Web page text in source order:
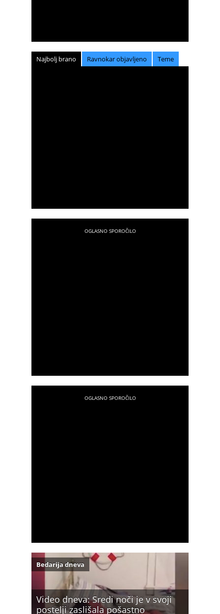
Najbolj brano Ravnokar objavljeno Teme
Video dneva: Sredi noči je v svoji
postelji zaslišala pošastno
Bedarija dneva